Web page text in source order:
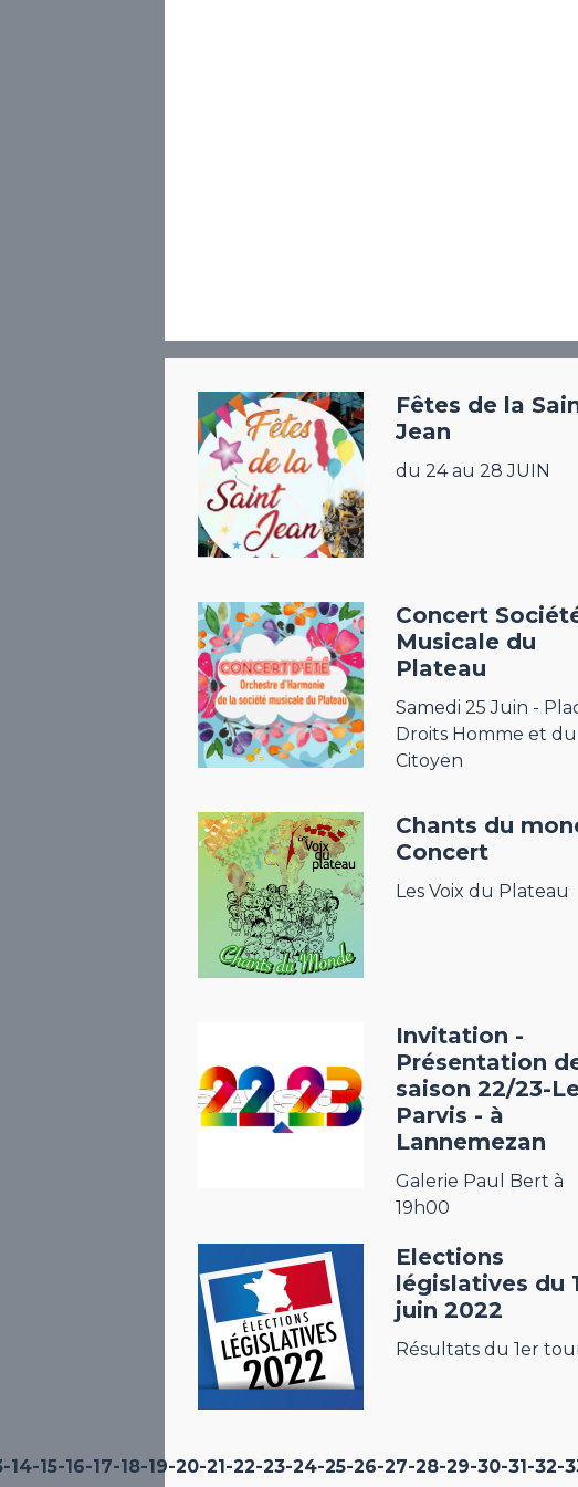
Fêtes de la
Jean
du 24 au 28 JUIN
Concert
Musicale du
Plateau
Samedi 25 Juin -
Droits Homme et du
Citoyen
Chants du
Concert
Les Voix du Plateau
Invitation -
Présentation
saison 22/23-
Parvis - à
Lannemezan
Galerie Paul Bert à
19h00
Elections
législatives du
juin 2022
Résultats du 1er
-14-15-16-17-18-19-20-21 -22-23-24-25-26-27-28-29-30-31 -32-